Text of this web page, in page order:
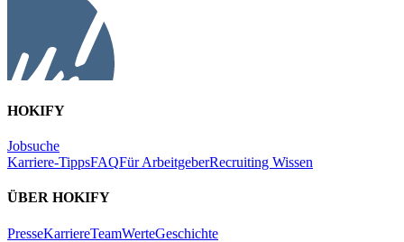
HOKIFY
Jobsuche
Karriere-TippsFAQFür ArbeitgeberRecruiting Wissen
ÜBER HOKIFY
PresseKarriereTeamWerteGeschichte